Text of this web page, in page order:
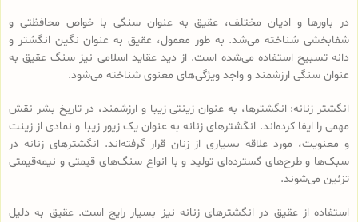
در باورها و ادیان مختلف، عقیق به عنوان سنگی با خواص محافظتی و
شفابخشی شناخته می‌شد. به طور معمول، عقیق به عنوان نگین انگشتر و
دانه تسبیح استفاده می‌شده است. از دید عقاید اسلامی نیز سنگ عقیق به
عنوان سنگی ارزشمند و واجد ویژگی‌های معنوی شناخته می‌شود.
انگشتر زنانه: انگشترها، به عنوان زینتی زیبا و ارزشمند، در تاریخ بشر نقش
مهمی را ایفا کرده‌اند. انگشترهای زنانه به عنوان یک زیور زیبا و نمادی از زینت
و معنویت، مورد علاقه بسیاری از زنان قرار گرفته‌اند. انگشترهای زنانه در
سبک‌ها و طرح‌های گسترده‌ای تولید و با انواع سنگ‌های قیمتی و نیمه‌قیمتی
تزئین می‌شوند.
استفاده از عقیق در انگشترهای زنانه نیز بسیار رایج است. عقیق به دلیل